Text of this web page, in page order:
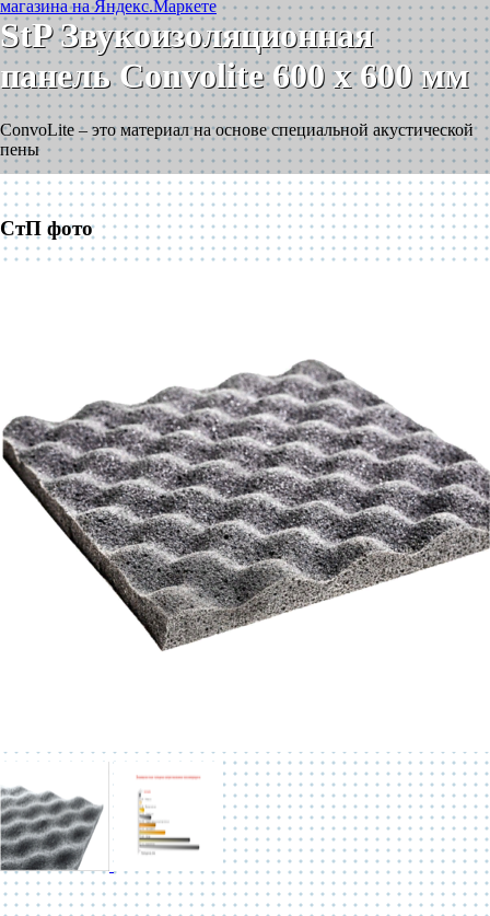
StP Звукоизоляционная
панель Convolite 600 x 600 мм
ConvoLite – это материал на основе специальной акустической
пены
СтП фото